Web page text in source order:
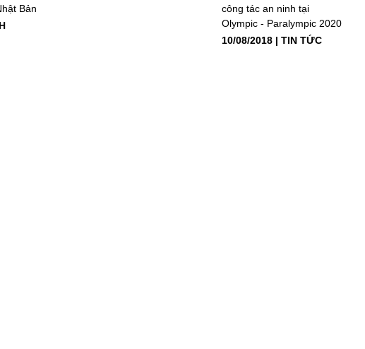
Bản
công tác an ninh tại
Olympic - Paralympic 2020
10/08/2018
TIN TỨC